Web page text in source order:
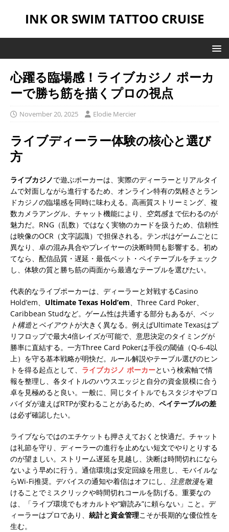
INK OR SWIM TATTOO CRUISE
心躍る臨場感！ライブカジノ ポーカ
ーで勝ち筋を描くプロの視点
November 20, 2025 Elodie Mercier
ライブディーラー体験の核心と選び
方
ライブカジノで遊ぶポーカーは、実際のディーラーとリアルタイ
ムで対面しながら進行するため、オンライン特有の気軽さとラン
ドカジノの臨場感を同時に味わえる。高画質ストリーミング、複
数カメラアングル、チャット機能により、
空気感まで伝わるのが
魅力だ。RNG（乱数）ではなく実物のカードを扱うため、信頼性
は映像のOCR（文字認識）で担保される。テンポはゲームごとに
異なり、卓の混み具合やプレイヤーの決断時間も影響する。初め
てなら、配信品質・遅延・最低ベット・ペイテーブルをチェック
し、体験の質と勝ち筋の両面から最適なテーブルを選びたい。
代表的なライブポーカーは、ディーラーと対戦するCasino
Hold’em、 Ultimate Texas Hold’em、Three Card Poker、
Caribbean Studなど。ゲーム性は共通する部分もあるが、 ベッ
ト構造と ペイアウトが大きく異なる。例えばUltimate Texasはプ
リフロップで最大4倍レイズが可能で、意思決定のタイミングが
勝率に直結する。一方Three Card Pokerは手役の閾値（Q-6-4以
上）を守る基本戦略が明快だ。ルール解説やテーブル選びのヒン
トを得る起点として、 ライブカジノ ポーカーという検索軸で情
報を整理し、各タイトルのハウスエッジと自分の資金規模に合う
卓を見極めると良い。一般に、同じタイトルでもスタジオやプロ
バイダが違えばRTPが変わることがあるため、 ペイテーブルの差
は必ず確認したい。
ライブならではのエチケットも押さえておくと快適だ。チャット
は礼節を守り、ディーラーの進行を止めない短文でやりとりする
のが望ましい。ストリーム遅延を見越し、決断は時間切れになら
ないよう早めに行う。通信環境は安定回線を用意し、モバイルな
らWi-Fi推奨。デバイスの通知や着信はオフにし、 注意散漫を避
けることでミスクリックや時間切れコールを防げる。重要なの
は、「ライブ環境でもオカルトや“癖読み”に頼らない」こと。デ
ィーラーはプロであり、 統計と資金管理こそが長期的な優位性を
生む。